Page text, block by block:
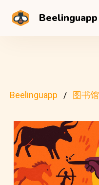
Beelinguapp
Beelinguapp 图书馆